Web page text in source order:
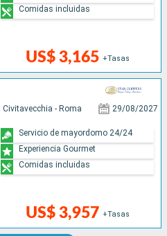
US$ 3,165 +Tasas
Comidas incluidas
Civitavecchia - Roma 29/08/2027
US$ 3,957 +Tasas
Servicio de mayordomo 24/24
Experiencia Gourmet
Comidas incluidas